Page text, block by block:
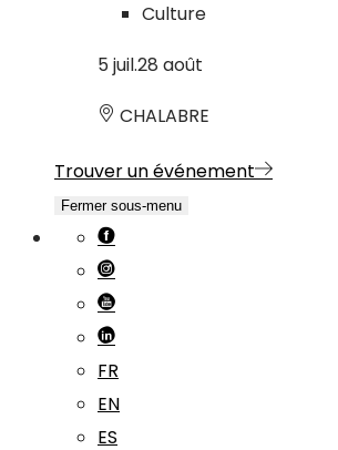
Culture
5 juil.28 août
CHALABRE
Trouver un événement
Fermer sous-menu
FR
EN
ES